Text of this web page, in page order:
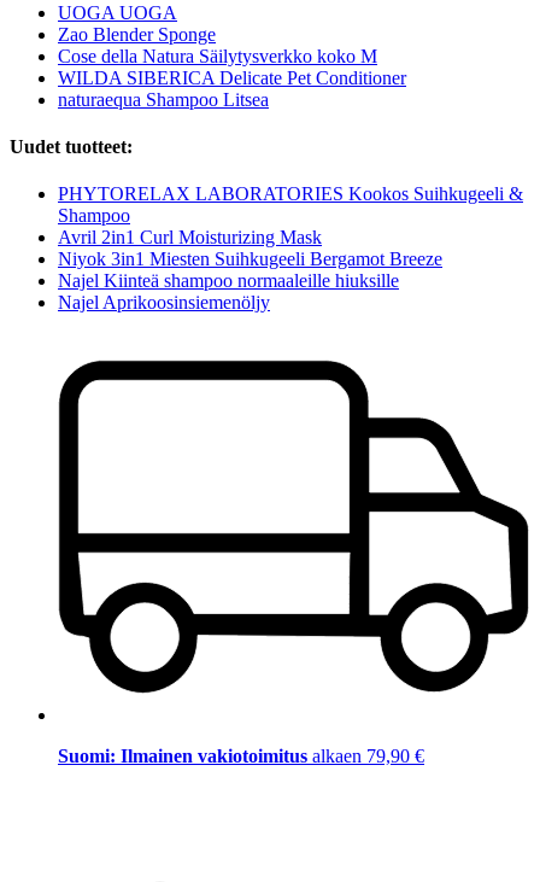
UOGA UOGA
Zao Blender Sponge
Cose della Natura Säilytysverkko koko M
WILDA SIBERICA Delicate Pet Conditioner
naturaequa Shampoo Litsea
Uudet tuotteet:
PHYTORELAX LABORATORIES Kookos Suihkugeeli &
Shampoo
Avril 2in1 Curl Moisturizing Mask
Niyok 3in1 Miesten Suihkugeeli Bergamot Breeze
Najel Kiinteä shampoo normaaleille hiuksille
Najel Aprikoosinsiemenöljy
Suomi: Ilmainen vakiotoimitus alkaen 79,90 €